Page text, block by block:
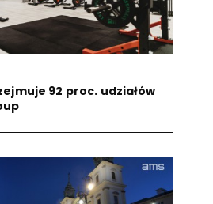
92 proc. udziałów